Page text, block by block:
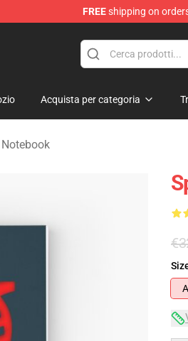
FREEshipping on
Acquista per categoria